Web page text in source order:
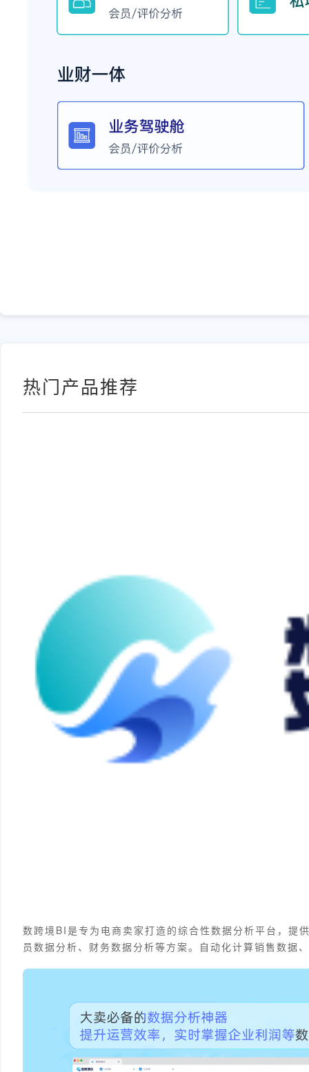
热门产品推荐
数跨境BI是专为电商卖家打造的综合性数据分析平台，提
员数据分析、财务数据分析等方案。自动化计算销售数据